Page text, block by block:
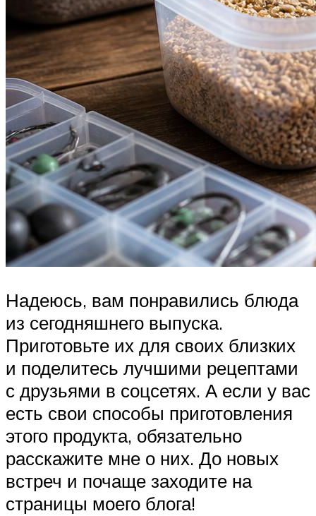
Надеюсь, вам понравились блюда
из сегодняшнего выпуска.
Приготовьте их для своих близких
и поделитесь лучшими рецептами
с друзьями в соцсетях. А если у вас
есть свои способы приготовления
этого продукта, обязательно
расскажите мне о них. До новых
встреч и почаще заходите на
страницы моего блога!